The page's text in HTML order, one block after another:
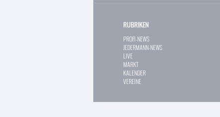
RUBRIKEN
PROFI-NEWS
JEDERMANN-NEWS
LIVE
MARKT
KALENDER
VEREINE